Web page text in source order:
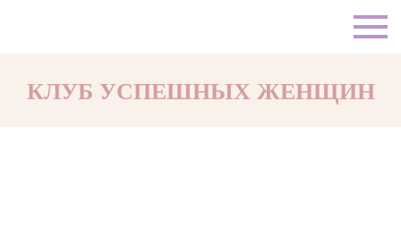
КЛУБ УСПЕШНЫХ ЖЕНЩИН